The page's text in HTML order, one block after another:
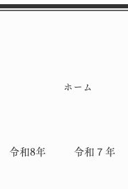
ホーム
令和8年 令和７年